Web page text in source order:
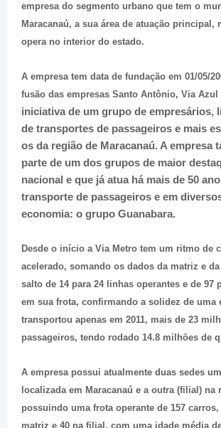
empresa do segmento urbano que tem o
Maracanaú, a sua área de atuação principal,
opera no interior do estado.
A empresa tem data de fundação em 01/05/
fusão das empresas Santo Antônio, Via Azul
iniciativa de um grupo de empresários,
de transportes de passageiros e mais
os da região de Maracanaú. A empresa
parte de um dos grupos de maior
nacional e que já atua há mais de 50
transporte de passageiros e em
economia: o grupo Guanabara.
Desde o início a Via Metro tem um ritmo de
acelerado, somando os dados da matriz e
salto de 14 para 24 linhas operantes e de 97
em sua frota, confirmando a solidez de uma
transportou apenas em 2011, mais de 23
passageiros, tendo rodado 14.8 milhões de
A empresa possui atualmente duas sedes
localizada em Maracanaú e a outra (filial) na
possuindo uma frota operante de 157 carros,
matriz e 40 na filial, com uma idade média